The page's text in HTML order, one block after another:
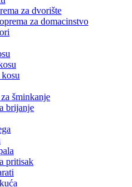
za dvorište
za domacinstvo
šminkanje
brijanje
pritisak